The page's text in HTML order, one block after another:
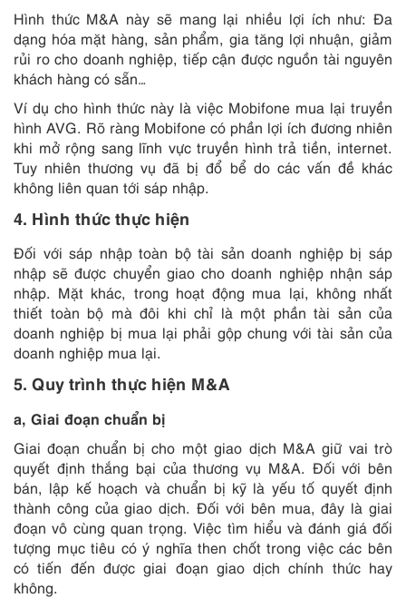
Hình thức M&A này sẽ mang lại nhiều lợi ích như: Đa
dạng hóa mặt hàng, sản phẩm, gia tăng lợi nhuận, giảm
rủi ro cho doanh nghiệp, tiếp cận được nguồn tài nguyên
khách hàng có sẵn…
Ví dụ cho hình thức này là việc Mobifone mua lại truyền
hình AVG. Rõ ràng Mobifone có phần lợi ích đương nhiên
khi mở rộng sang lĩnh vực truyền hình trả tiền, internet.
Tuy nhiên thương vụ đã bị đổ bể do các vấn đề khác
không liên quan tới sáp nhập.
4. Hình thức thực hiện
Đối với sáp nhập toàn bộ tài sản doanh nghiệp bị sáp
nhập sẽ được chuyển giao cho doanh nghiệp nhận sáp
nhập. Mặt khác, trong hoạt động mua lại, không nhất
thiết toàn bộ mà đôi khi chỉ là một phần tài sản của
doanh nghiệp bị mua lại phải gộp chung với tài sản của
doanh nghiệp mua lại.
5. Quy trình thực hiện M&A
a, Giai đoạn chuẩn bị
Giai đoạn chuẩn bị cho một giao dịch M&A giữ vai trò
quyết định thắng bại của thương vụ M&A. Đối với bên
bán, lập kế hoạch và chuẩn bị kỹ là yếu tố quyết định
thành công của giao dịch. Đối với bên mua, đây là giai
đoạn vô cùng quan trọng. Việc tìm hiểu và đánh giá đối
tượng mục tiêu có ý nghĩa then chốt trong việc các bên
có tiến đến được giai đoạn giao dịch chính thức hay
không.